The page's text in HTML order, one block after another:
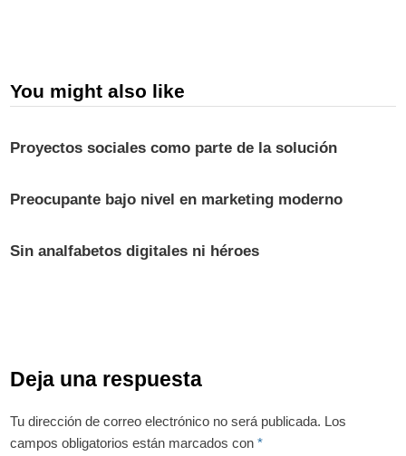
You might also like
Proyectos sociales como parte de la solución
Preocupante bajo nivel en marketing moderno
Sin analfabetos digitales ni héroes
Deja una respuesta
Tu dirección de correo electrónico no será publicada. Los
campos obligatorios están marcados con*